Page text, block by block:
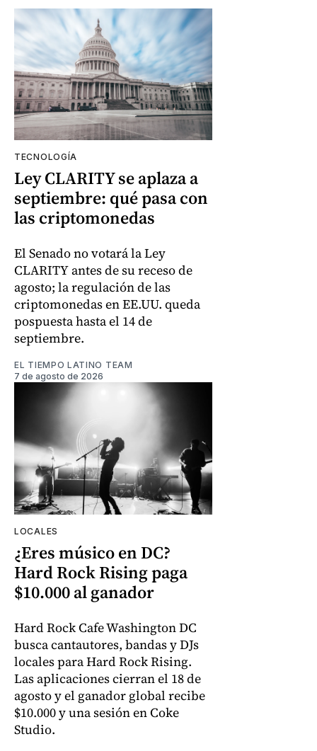
TECNOLOGÍA
Ley CLARITY se aplaza a
septiembre: qué pasa con
las criptomonedas
El Senado no votará la Ley
CLARITY antes de su receso de
agosto; la regulación de las
criptomonedas en EE.UU. queda
pospuesta hasta el 14 de
septiembre.
EL TIEMPO LATINO TEAM
7 de agosto de 2026
LOCALES
¿Eres músico en DC?
Hard Rock Rising paga
$10.000 al ganador
Hard Rock Cafe Washington DC
busca cantautores, bandas y DJs
locales para Hard Rock Rising.
Las aplicaciones cierran el 18 de
agosto y el ganador global recibe
$10.000 y una sesión en Coke
Studio.